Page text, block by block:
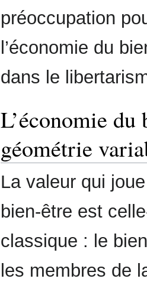
préoccupation
l’économie du
dans le
L’économie
géométrie
La valeur qui
bien-être est
classique : le
les membres de